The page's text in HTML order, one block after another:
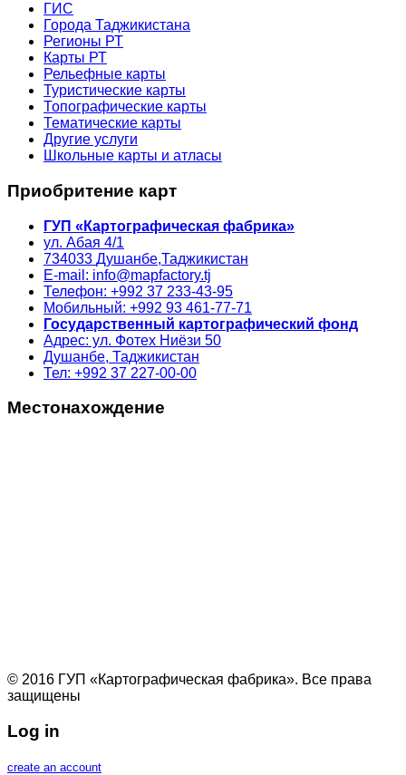
ГИС
Города Таджикистана
Регионы РТ
Карты РТ
Рельефные карты
Туристические карты
Топографические карты
Тематические карты
Другие услуги
Школьные карты и атласы
Приобритение карт
ГУП «Картографическая фабрика»
ул. Абая 4/1
734033 Душанбе,Таджикистан
E-mail: info@mapfactory.tj
Телефон: +992 37 233-43-95
Мобильный: +992 93 461-77-71
Государственный картографический фонд
Адрес: ул. Фотех Ниёзи 50
Душанбе, Таджикистан
Тел: +992 37 227-00-00
Местонахождение
© 2016 ГУП «Картографическая фабрика». Все права
защищены
Log in
create an account